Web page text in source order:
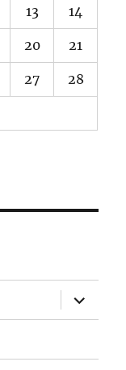
13 14
20 21
27 28
Alt
menüyü
genişlet